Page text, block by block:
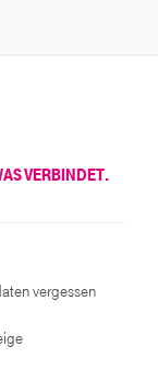
VERBINDET.
vergessen